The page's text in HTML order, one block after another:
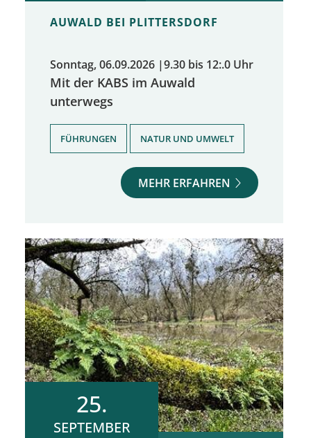
AUWALD BEI PLITTERSDORF
Sonntag, 06.09.2026 |9.30 bis 12:.0 Uhr
Mit der KABS im Auwald
unterwegs
FÜHRUNGEN NATUR UND UMWELT
MEHR ERFAHREN
25.
SEPTEMBER